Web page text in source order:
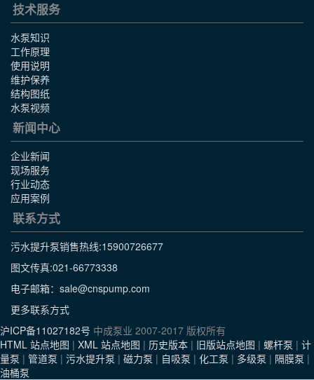
技术服务
水泵知识
工作原理
使用说明
维护保养
结构图纸
水泵视频
新闻中心
企业新闻
现场服务
行业动态
应用案例
联系方式
污水提升泵销售热线:15900726677
图文传真:021-66773338
电子邮箱：sale@cnspump.com
更多联系方式
沪ICP备11027182号 中成泵业 2007-2017 版权所有
HTML 站点地图 | XML 站点地图 | 历史版本 | 旧版站点地图 | 螺杆泵 | 计
量泵 | 管道泵 | 污水提升泵 | 磁力泵 | 自吸泵 | 化工泵 | 多级泵 | 隔膜泵 |
油桶泵